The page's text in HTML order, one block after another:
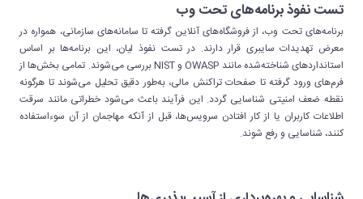
تست نفوذ برنامه‌های تحت وب
برنامه‌های تحت وب، از فروشگاه‌های آنلاین گرفته تا سامانه‌های سازمانی، همواره در
معرض تهدیدات سایبری قرار دارند. در تست نفوذ لیان، این برنامه‌ها بر اساس
استانداردهای شناخته‌شده مانند OWASP و NIST بررسی می‌شوند. تمامی بخش‌ها از
فرم‌های ورود گرفته تا صفحات تراکنش مالی، به‌طور دقیق تحلیل می‌شوند تا هرگونه
نقطه ضعف امنیتی شناسایی گردد. این فرآیند باعث می‌شود خطراتی مانند سرقت
اطلاعات کاربران یا از کار افتادن سرویس‌ها، قبل از آنکه مهاجمان از آن سوءاستفاده
کنند، شناسایی و رفع شوند.